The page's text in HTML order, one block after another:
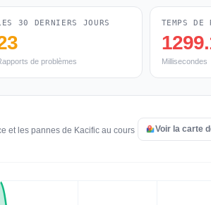
30 DERNIERS JOURS
de problèmes
TEMPS DE
Millisecondes
et les pannes de Kacific au cours
Voir la carte